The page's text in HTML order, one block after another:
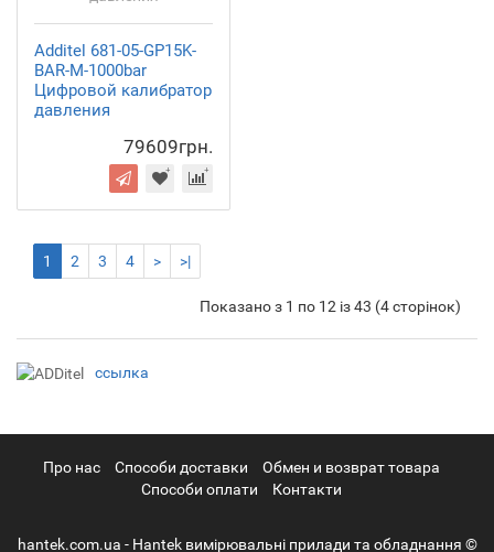
Additel 681-05-GP15K-
BAR-M-1000bar
Цифровой калибратор
давления
79609грн.
1 2 3 4 > >|
Показано з 1 по 12 із 43 (4 сторінок)
ссылка
Про нас Cпособи доставки
Обмен и возврат товара
Способи оплати
Контакти
hantek.com.ua - Hantek вимірювальні прилади та обладнання ©